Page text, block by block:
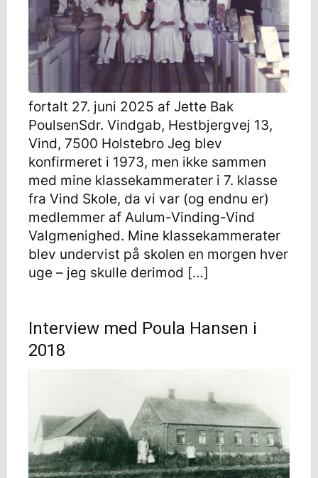
fortalt 27. juni 2025 af Jette Bak
PoulsenSdr. Vindgab, Hestbjergvej 13,
Vind, 7500 Holstebro Jeg blev
konfirmeret i 1973, men ikke sammen
med mine klassekammerater i 7. klasse
fra Vind Skole, da vi var (og endnu er)
medlemmer af Aulum-Vinding-Vind
Valgmenighed. Mine klassekammerater
blev undervist på skolen en morgen hver
uge – jeg skulle derimod […]
Interview med Poula Hansen i
2018